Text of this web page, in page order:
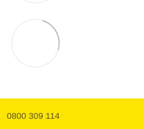
0800 309 114